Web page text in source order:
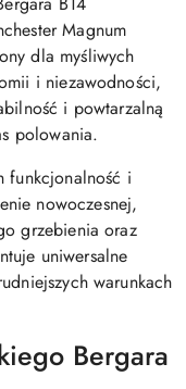
Magnum
dla myśliwych
i niezawodności,
i powtarzalną
polowania.
funkcjonalność i
nowoczesnej,
grzebienia oraz
uniwersalne
warunkach
Bergara